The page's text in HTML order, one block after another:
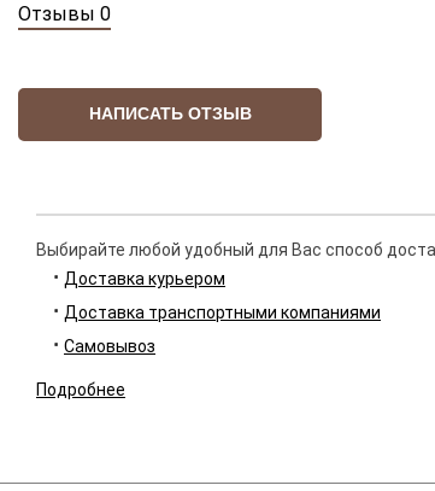
Отзывы 0
НАПИСАТЬ ОТЗЫВ
Выбирайте любой удобный для Вас способ
Доставка курьером
Доставка транспортными компаниями
Самовывоз
Подробнее